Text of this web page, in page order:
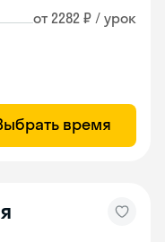
от 2282 ₽ / урок
время